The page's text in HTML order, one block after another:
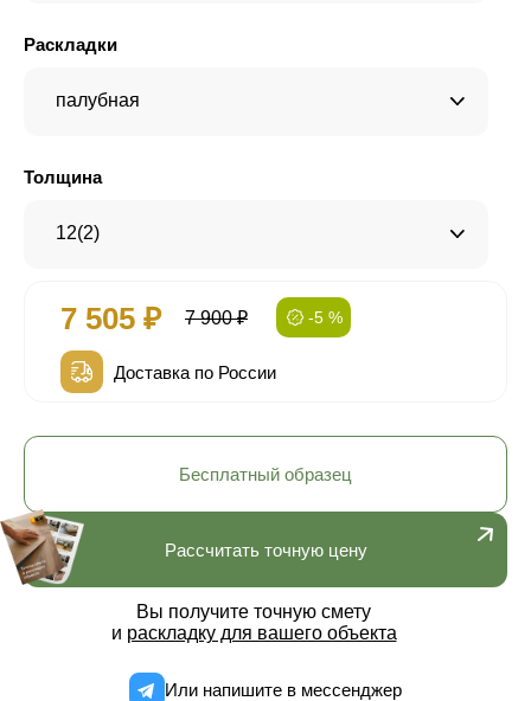
Раскладки
палубная
Толщина
12(2)
7 505 ₽ 7 900 ₽ -5 %
Доставка по России
Рассчитать точную цену
Вы получите точную смету
и раскладку для вашего объекта
Или напишите в мессенджер
Бесплатный образец